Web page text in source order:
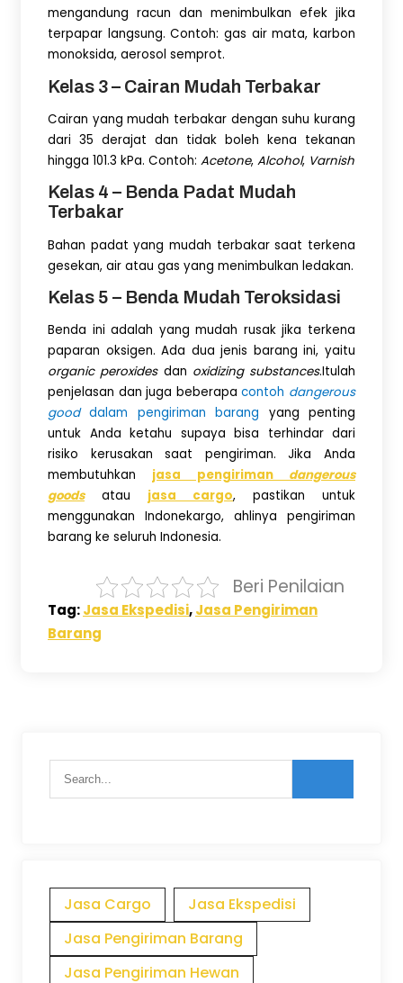
mengandung racun dan menimbulkan efek jika
terpapar langsung. Contoh: gas air mata, karbon
monoksida, aerosol semprot.
Kelas 3 – Cairan Mudah Terbakar
Cairan yang mudah terbakar dengan suhu kurang
dari 35 derajat dan tidak boleh kena tekanan
hingga 101.3 kPa. Contoh: Acetone, Alcohol, Varnish
Kelas 4 – Benda Padat Mudah
Terbakar
Bahan padat yang mudah terbakar saat terkena
gesekan, air atau gas yang menimbulkan ledakan.
Kelas 5 – Benda Mudah Teroksidasi
Benda ini adalah yang mudah rusak jika terkena
paparan oksigen. Ada dua jenis barang ini, yaitu
organic peroxidesdan oxidizing substances.Itulah
penjelasan dan juga beberapacontoh dangerous
gooddalam pengiriman barang yang penting
untuk Anda ketahu supaya bisa terhindar dari
risiko kerusakan saat pengiriman. Jika Anda
membutuhkan jasa pengiriman dangerous
goodsatau jasa cargo, pastikan untuk
menggunakan Indonekargo, ahlinya pengiriman
barang ke seluruh Indonesia.
Beri Penilaian
Tag:Jasa Ekspedisi,Jasa Pengiriman
Barang
Jasa Cargo
Jasa Ekspedisi
Jasa Pengiriman Barang
Jasa Pengiriman Hewan